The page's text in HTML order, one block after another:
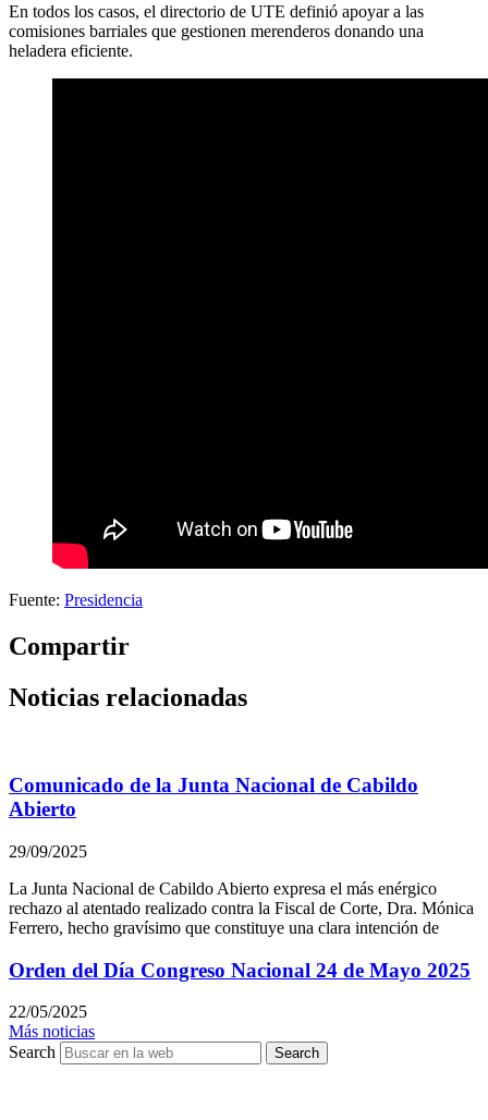
En todos los casos, el directorio de UTE definió apoyar a las
comisiones barriales que gestionen merenderos donando una
heladera eficiente.
Fuente: Presidencia
Compartir
Noticias relacionadas
Comunicado de la Junta Nacional de Cabildo
Abierto
29/09/2025
La Junta Nacional de Cabildo Abierto expresa el más enérgico
rechazo al atentado realizado contra la Fiscal de Corte, Dra. Mónica
Ferrero, hecho gravísimo que constituye una clara intención de
Orden del Día Congreso Nacional 24 de Mayo 2025
22/05/2025
Más noticias
Search
Search